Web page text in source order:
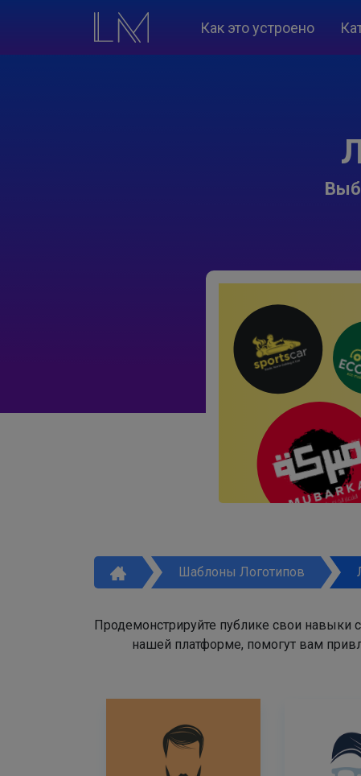
Как это устроено
Шаблоны Логотипов
Продемонстрируйте публике свои навыки
нашей платформе, помогут вам